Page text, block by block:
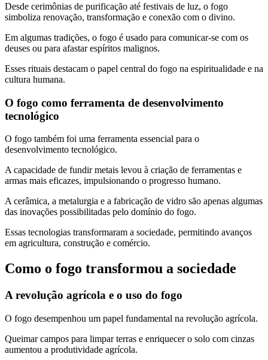
Desde cerimônias de purificação até festivais de luz, o fogo
simboliza renovação, transformação e conexão com o divino.
Em algumas tradições, o fogo é usado para comunicar-se com os
deuses ou para afastar espíritos malignos.
Esses rituais destacam o papel central do fogo na espiritualidade e na
cultura humana.
O fogo como ferramenta de desenvolvimento
tecnológico
O fogo também foi uma ferramenta essencial para o
desenvolvimento tecnológico.
A capacidade de fundir metais levou à criação de ferramentas e
armas mais eficazes, impulsionando o progresso humano.
A cerâmica, a metalurgia e a fabricação de vidro são apenas algumas
das inovações possibilitadas pelo domínio do fogo.
Essas tecnologias transformaram a sociedade, permitindo avanços
em agricultura, construção e comércio.
Como o fogo transformou a sociedade
A revolução agrícola e o uso do fogo
O fogo desempenhou um papel fundamental na revolução agrícola.
Queimar campos para limpar terras e enriquecer o solo com cinzas
aumentou a produtividade agrícola.